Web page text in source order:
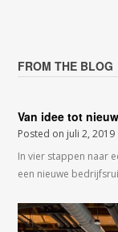
FROM THE BLOG
Van idee tot
Posted on juli 2, 2019
In vier stappen naar
een nieuwe